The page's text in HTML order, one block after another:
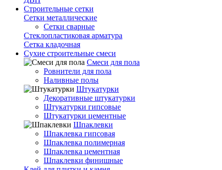
Строительные сетки
Сетки металлические
Сетки сварные
Стеклопластиковая арматура
Сетка кладочная
Сухие строительные смеси
Смеси для пола
Ровнители для пола
Наливные полы
Штукатурки
Декоративные штукатурки
Штукатурки гипсовые
Штукатурки цементные
Шпаклевки
Шпаклевка гипсовая
Шпаклевка полимерная
Шпаклевка цементная
Шпаклевки финишные